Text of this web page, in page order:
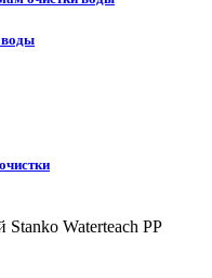
воды
Waterteach PP